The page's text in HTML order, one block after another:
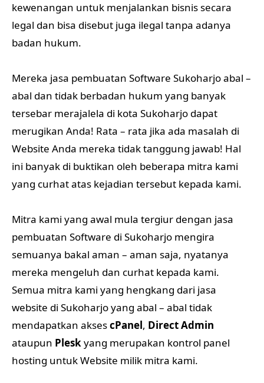
kewenangan untuk menjalankan bisnis secara
legal dan bisa disebut juga ilegal tanpa adanya
badan hukum.
Mereka jasa pembuatan Software Sukoharjo abal –
abal dan tidak berbadan hukum yang banyak
tersebar merajalela di kota Sukoharjo dapat
merugikan Anda! Rata – rata jika ada masalah di
Website Anda mereka tidak tanggung jawab! Hal
ini banyak di buktikan oleh beberapa mitra kami
yang curhat atas kejadian tersebut kepada kami.
Mitra kami yang awal mula tergiur dengan jasa
pembuatan Software di Sukoharjo mengira
semuanya bakal aman – aman saja, nyatanya
mereka mengeluh dan curhat kepada kami.
Semua mitra kami yang hengkang dari jasa
website di Sukoharjo yang abal – abal tidak
mendapatkan aksescPanel, Direct Admin
ataupun Pleskyang merupakan kontrol panel
hosting untuk Website milik mitra kami.